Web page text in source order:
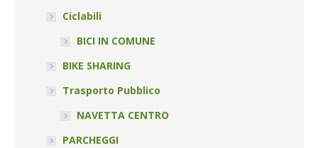
Ciclabili
BICI IN COMUNE
BIKE SHARING
Trasporto Pubblico
NAVETTA CENTRO
PARCHEGGI